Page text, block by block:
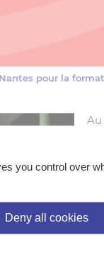
pour la
Au
de
Le
you control over
Deny all cookies